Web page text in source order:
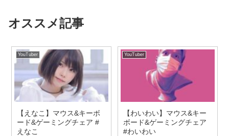
オススメ記事
YouTuber
【えなこ】マウス&キーボ
ード&ゲーミングチェア #
えなこ
YouTuber
【わいわい】マウス&キー
ボード&ゲーミングチェア
#わいわい